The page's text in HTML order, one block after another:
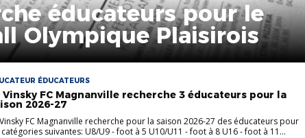
éducateurs pour le
Olympique Plaisirois
ÉDUCATEURS
Vinsky FC Magnanville recherche 3 éducateurs pour la
2026-27
FC Magnanville recherche pour la saison 2026-27 des éducateurs pour
catégories suivantes: U8/U9 - foot à 5 U10/U11 - foot à 8 U16 - foot à 11...